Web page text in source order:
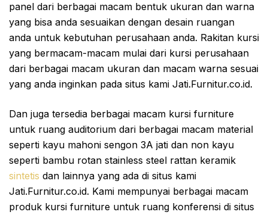
panel dari berbagai macam bentuk ukuran dan warna
yang bisa anda sesuaikan dengan desain ruangan
anda untuk kebutuhan perusahaan anda. Rakitan kursi
yang bermacam-macam mulai dari kursi perusahaan
dari berbagai macam ukuran dan macam warna sesuai
yang anda inginkan pada situs kami Jati.Furnitur.co.id.
Dan juga tersedia berbagai macam kursi furniture
untuk ruang auditorium dari berbagai macam material
seperti kayu mahoni sengon 3A jati dan non kayu
seperti bambu rotan stainless steel rattan keramik
sintetis dan lainnya yang ada di situs kami
Jati.Furnitur.co.id. Kami mempunyai berbagai macam
produk kursi furniture untuk ruang konferensi di situs